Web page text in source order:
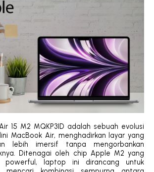
15 M2 MQKP3ID adalah sebuah evolusi
MacBook Air, menghadirkan layar yang
lebih imersif tanpa mengorbankan
Ditenagai oleh chip Apple M2 yang
laptop ini dirancang untuk